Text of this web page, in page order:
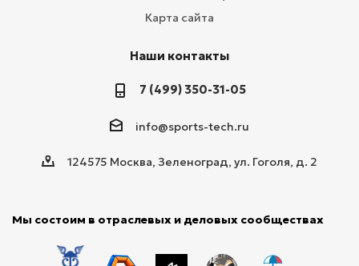
Карта сайта
Наши контакты
7 (499) 350-31-05
info@sports-tech.ru
124575 Москва, Зеленоград, ул. Гоголя, д. 2
Мы состоим в отраслевых и деловых сообществах